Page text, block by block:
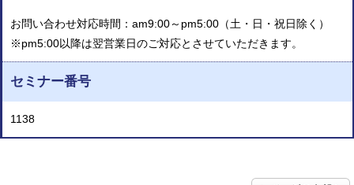
お問い合わせ対応時間：am9:00～pm5:00（土・日・祝日除く）
※pm5:00以降は翌営業日のご対応とさせていただきます。
セミナー番号
1138